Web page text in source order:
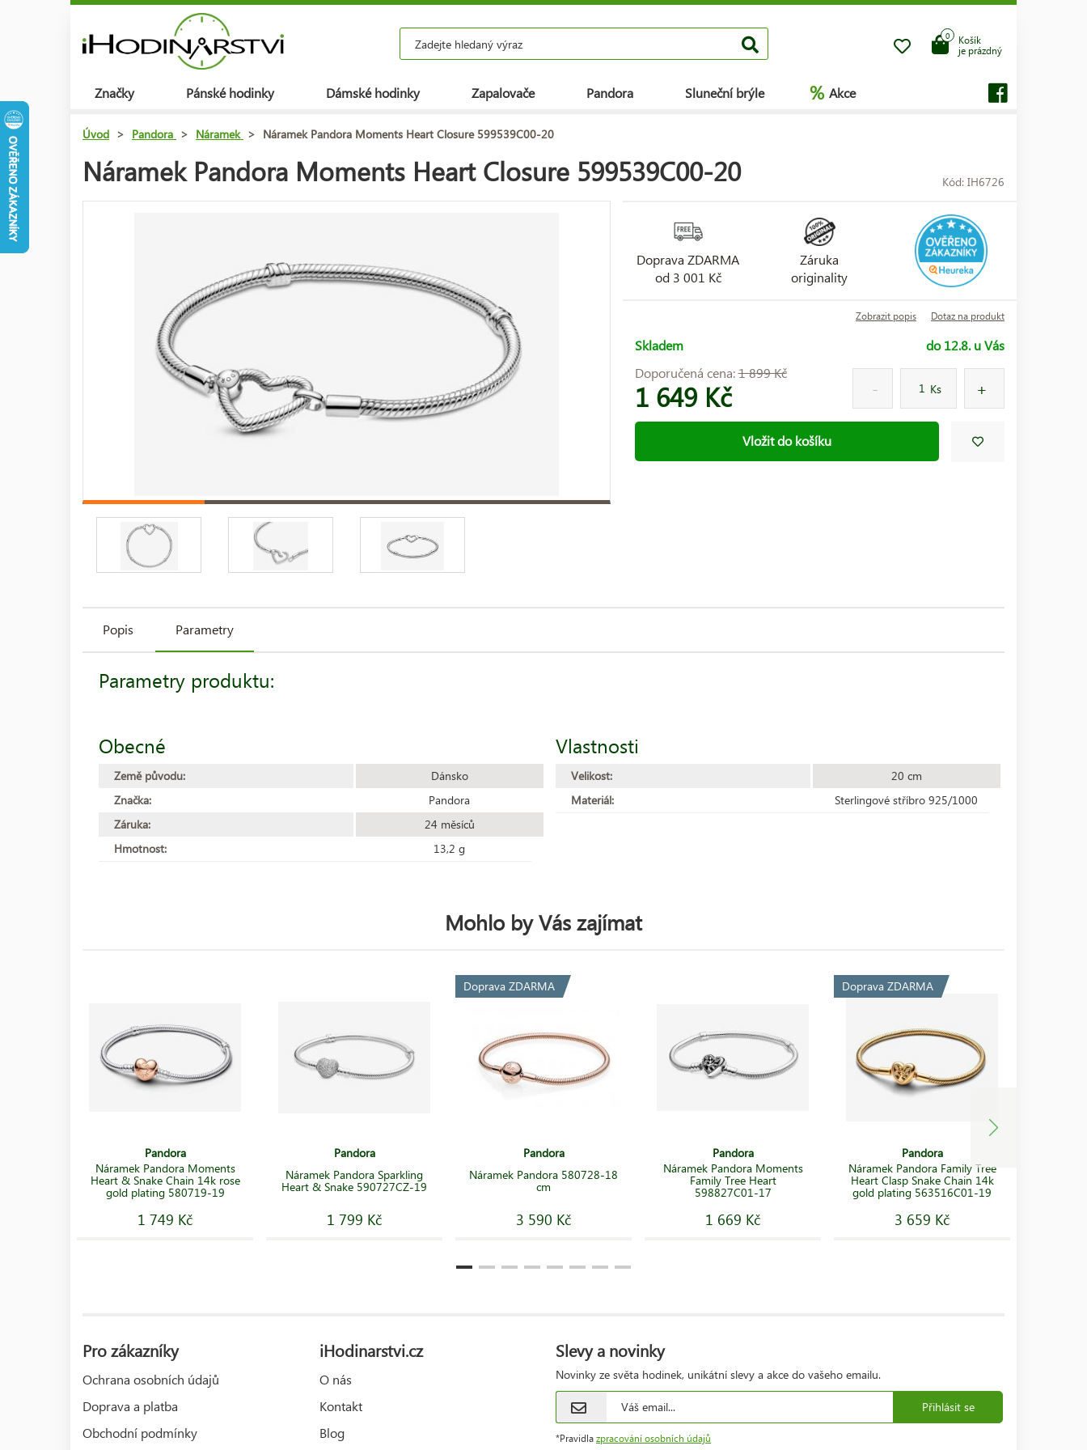
Košík
je prázdný
0
Značky Pánské hodinky Dámské hodinky Zapalovače Pandora Sluneční brýle % Akce
Úvod > Pandora > Náramek > Náramek Pandora Moments Heart Closure 599539C00-20
Náramek Pandora Moments Heart Closure 599539C00-20 Kód: IH6726
Doprava ZDARMA
od 3 001 Kč
Záruka
originality
Zobrazit popis Dotaz na produkt
Skladem
do 12.8. u Vás
Doporučená cena:1 899 Kč
1 649 Kč Ks
Vložit do košíku
Popis Parametry
Parametry produktu:
Obecné
Země původu:
Dánsko
Značka:
Pandora
Záruka:
24 měsíců
Hmotnost:
13,2 g
Vlastnosti
Velikost:
20 cm
Materiál:
Sterlingové stříbro 925/1000
Mohlo by Vás zajímat
Pandora
Náramek Pandora Moments
Heart & Snake Chain 14k rose
gold plating 580719-19
1 749 Kč
Pandora
Náramek Pandora Sparkling
Heart & Snake 590727CZ-19
1 799 Kč
Doprava ZDARMA
Pandora
Náramek Pandora 580728-18
cm
3 590 Kč
Pandora
Náramek Pandora Moments
Family Tree Heart
598827C01-17
1 669 Kč
Doprava ZDARMA
Pandora
Náramek Pandora Family Tree
Heart Clasp Snake Chain 14k
gold plating 563516C01-19
3 659 Kč
Pro zákazníky
Ochrana osobních údajů
Doprava a platba
Obchodní podmínky
iHodinarstvi.cz
O nás
Kontakt
Blog
Slevy a novinky
Novinky ze světa hodinek, unikátní slevy a akce do vašeho emailu.
Přihlásit se
*Pravidla zpracování osobních údajů